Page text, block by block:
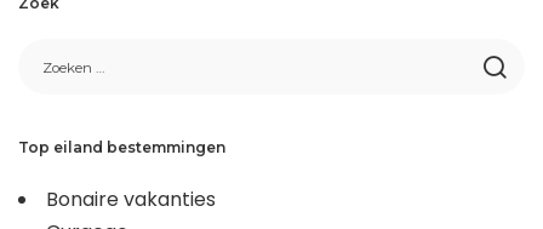
Top eiland bestemmingen
Bonaire vakanties